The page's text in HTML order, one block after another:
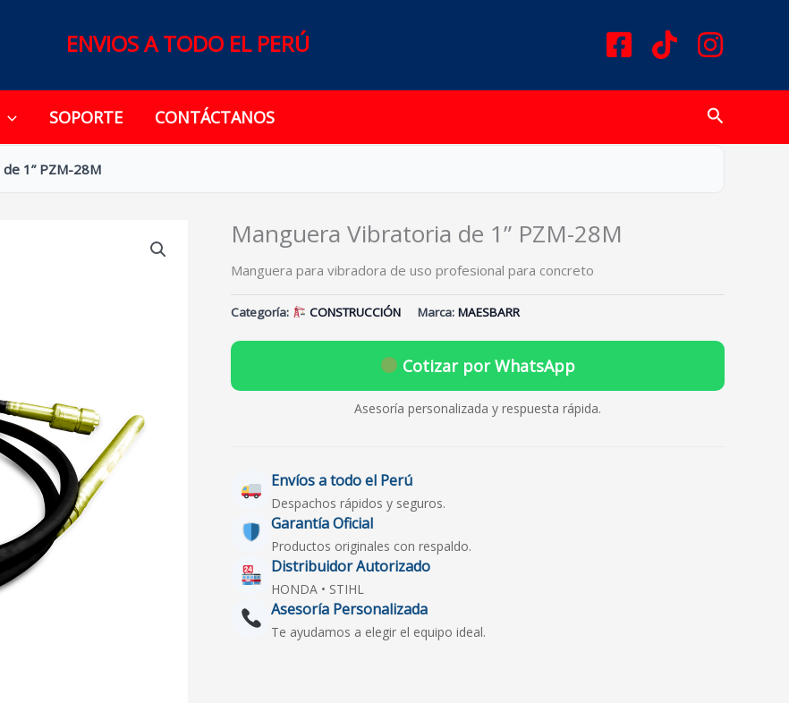
ENVIOS A TODO EL PERÚ
SOPORTE CONTÁCTANOS Buscar
1” PZM-28M
Manguera Vibratoria de 1” PZM-28M
Manguera para vibradora de uso profesional para concreto
Categoría: CONSTRUCCIÓN Marca:MAESBARR
Cotizar por WhatsApp
Asesoría personalizada y respuesta rápida.
Envíos a todo el Perú
Despachos rápidos y seguros.
Garantía Oficial
Productos originales con respaldo.
Distribuidor Autorizado
HONDA • STIHL
Asesoría Personalizada
Te ayudamos a elegir el equipo ideal.